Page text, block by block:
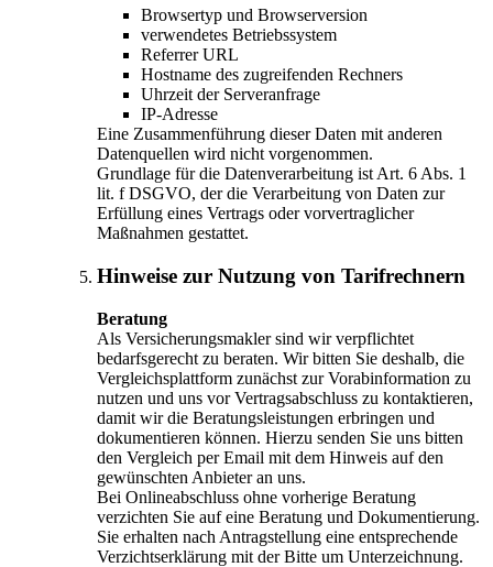
Browsertyp und Browserversion
verwendetes Betriebssystem
Referrer URL
Hostname des zugreifenden Rechners
Uhrzeit der Serveranfrage
IP-Adresse
Eine Zusammenführung dieser Daten mit anderen
Datenquellen wird nicht vorgenommen.
Grundlage für die Datenverarbeitung ist Art. 6 Abs. 1
lit. f DSGVO, der die Verarbeitung von Daten zur
Erfüllung eines Vertrags oder vorvertraglicher
Maßnahmen gestattet.
Hinweise zur Nutzung von Tarifrechnern
Beratung
Als Versicherungsmakler sind wir verpflichtet
bedarfsgerecht zu beraten. Wir bitten Sie deshalb, die
Vergleichsplattform zunächst zur Vorabinformation zu
nutzen und uns vor Vertragsabschluss zu kontaktieren,
damit wir die Beratungsleistungen erbringen und
dokumentieren können. Hierzu senden Sie uns bitten
den Vergleich per Email mit dem Hinweis auf den
gewünschten Anbieter an uns.
Bei Onlineabschluss ohne vorherige Beratung
verzichten Sie auf eine Beratung und Dokumentierung.
Sie erhalten nach Antragstellung eine entsprechende
Verzichtserklärung mit der Bitte um Unterzeichnung.